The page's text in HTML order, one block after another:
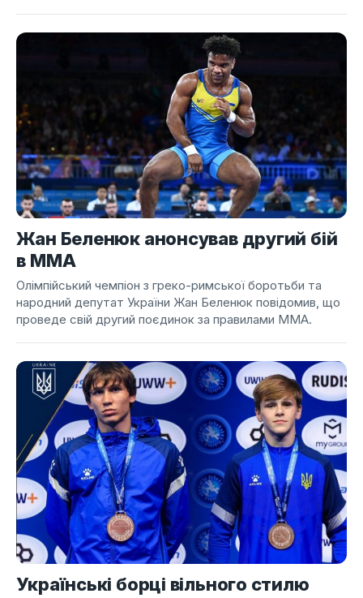
Жан Беленюк анонсував другий бій
в ММА
Олімпійський чемпіон з греко-римської боротьби та
народний депутат України Жан Беленюк повідомив, що
проведе свій другий поєдинок за правилами ММА.
Українські борці вільного стилю